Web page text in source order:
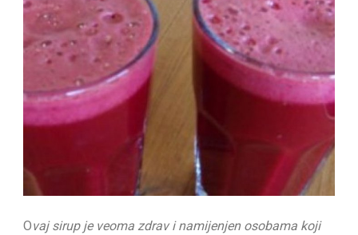
Ovaj sirup je veoma zdrav i namijenjen osobama koji